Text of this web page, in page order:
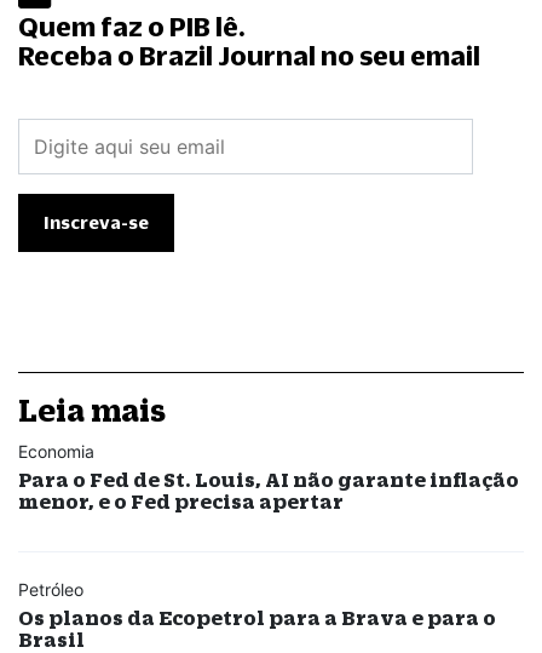
Quem faz o PIB lê.
Receba o Brazil Journal no seu email
Leia mais
Economia
Para o Fed de St. Louis, AI não garante inflação
menor, e o Fed precisa apertar
Petróleo
Os planos da Ecopetrol para a Brava e para o
Brasil